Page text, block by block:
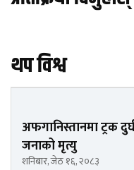
थप विश्व
अफगानिस्तानमा ट्रक
जनाको मृत्यु
शनिबार, जेठ १६, २०८३